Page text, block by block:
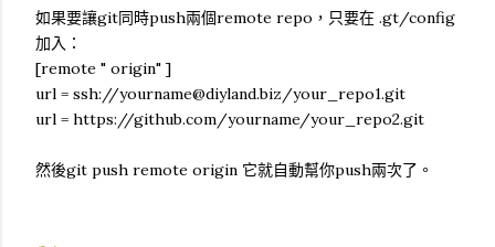
如果要讓git同時push兩個remote repo，只要在 .gt/config
加入：
[remote " origin" ]
url = ssh://yourname@diyland.biz/your_repo1.git
url = https://github.com/yourname/your_repo2.git
然後git push remote origin 它就自動幫你push兩次了。